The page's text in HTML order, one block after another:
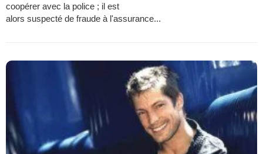
coopérer avec la police ; il est
alors suspecté de fraude à l'assurance...